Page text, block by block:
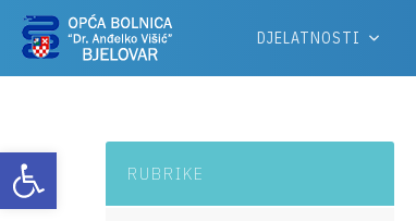
Otvori alatnu traku
DJELATNOSTI
RUBRIKE